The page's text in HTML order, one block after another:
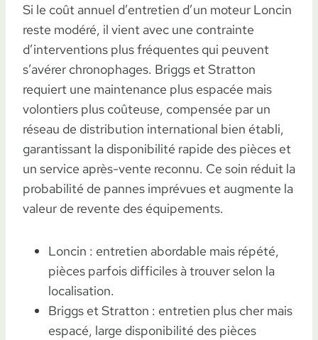
Si le coût annuel d’entretien d’un moteur Loncin
reste modéré, il vient avec une contrainte
d’interventions plus fréquentes qui peuvent
s’avérer chronophages. Briggs et Stratton
requiert une maintenance plus espacée mais
volontiers plus coûteuse, compensée par un
réseau de distribution international bien établi,
garantissant la disponibilité rapide des pièces et
un service après-vente reconnu. Ce soin réduit la
probabilité de pannes imprévues et augmente la
valeur de revente des équipements.
Loncin : entretien abordable mais répété,
pièces parfois difficiles à trouver selon la
localisation.
Briggs et Stratton : entretien plus cher mais
espacé, large disponibilité des pièces